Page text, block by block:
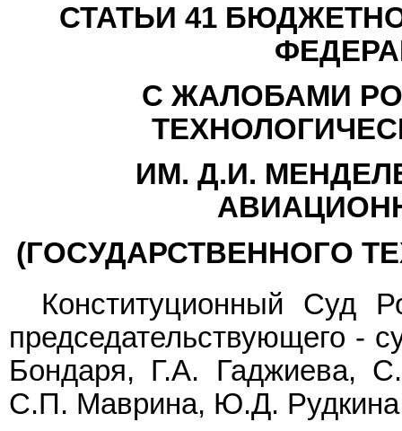
СТАТЬИ 41
С ЖАЛОБАМИ
ИМ. Д.И.
(ГОСУДАРСТВЕННОГО
Конституционный Суд
председательствующего -
Бондаря, Г.А. Гаджиева,
С.П. Маврина, Ю.Д.